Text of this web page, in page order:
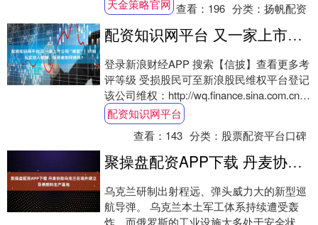
东....
天金策略官网 查看： 196 分类：扬帆配资
配资知识网平台 又一家上市公司“爆雷”！ST帕瓦实控人被捕，投资者如何挽损？
登录新浪财经APP 搜索【信披】查看更多考
评等级 受损股民可至新浪股民维权平台登记
该公司维权：http://wq.finance.sina.com.cn/
关注....
配资知识网平台
查看： 143 分类： 股票配资平台口碑
聚操盘配资APP下载 丹麦协助乌克兰在境外建立导弹燃料生产基地
乌克兰研制出射程远、弹头威力大的新型巡
航导弹。 乌克兰本土军工体系持续遭受轰
炸，而俄罗斯的工业设施大多处于安全状